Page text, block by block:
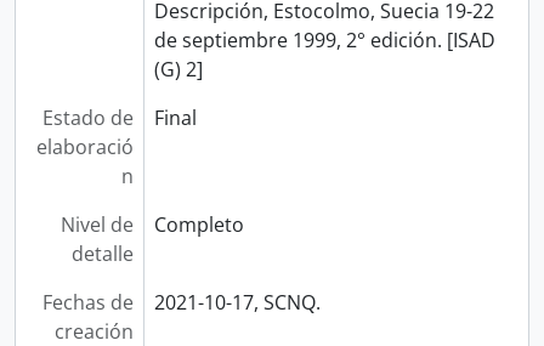
Descripción, Estocolmo, Suecia 19-22
de septiembre 1999, 2° edición. [ISAD
(G) 2]
Estado de
elaboració
n
Final
Nivel de
detalle
Completo
Fechas de
creación
2021-10-17, SCNQ.